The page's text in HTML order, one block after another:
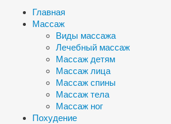
Главная
Массаж
Виды массажа
Лечебный массаж
Массаж детям
Массаж лица
Массаж спины
Массаж тела
Массаж ног
Похудение